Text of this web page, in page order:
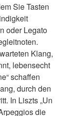
Sie Tasten
oder Legato
Klang,
lebensecht
schaffen
durch den
In Liszts „Un
die